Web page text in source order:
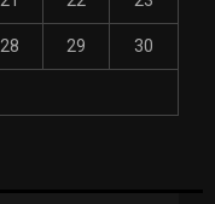
28 29 30